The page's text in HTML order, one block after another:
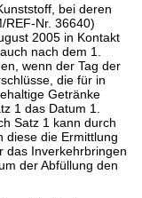
bei deren
REF-Nr. 36640)
2005 in Kontakt
nach dem 1.
wenn der Tag der
die für in
Getränke
1 das Datum 1.
Satz 1 kann durch
diese die Ermittlung
das Inverkehrbringen
der Abfüllung den